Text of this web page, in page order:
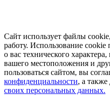
Сайт использует файлы
работу. Использование
о вас технического
вашего местоположения и
пользоваться сайтом, вы
конфиденциальности, а также
своих персональных данных.